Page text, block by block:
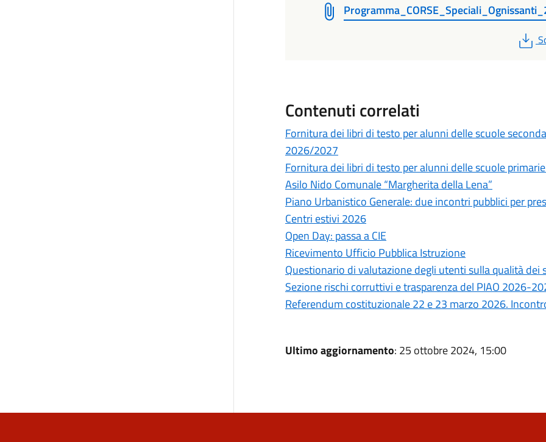
Contenuti correlati
Fornitura dei libri di testo per alunni delle scuole
2026/2027
Fornitura dei libri di testo per alunni delle scuole
Asilo Nido Comunale “Margherita della Lena”
Piano Urbanistico Generale: due incontri pubblici per
Centri estivi 2026
Open Day: passa a CIE
Ricevimento Ufficio Pubblica Istruzione
Questionario di valutazione degli utenti sulla qualità dei
Sezione rischi corruttivi e trasparenza del PIAO 2026-
Referendum costituzionale 22 e 23 marzo 2026.
Ultimo aggiornamento: 25 ottobre 2024, 15:00